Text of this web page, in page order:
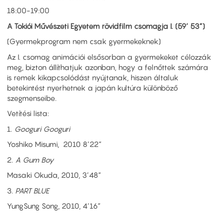
18:00-19:00
A Tokiói Művészeti Egyetem rövidfilm csomagja I. (59’ 53”)
(Gyermekprogram nem csak gyermekeknek)
Az I. csomag animációi elsősorban a gyermekeket célozzák
meg, bizton állíthatjuk azonban, hogy a felnőttek számára
is remek kikapcsolódást nyújtanak, hiszen általuk
betekintést nyerhetnek a japán kultúra különböző
szegmenseibe.
Vetítési lista:
1. Googuri Googuri
Yoshiko Misumi, 2010 8’22”
2. A Gum Boy
Masaki Okuda, 2010, 3’48”
3. PART BLUE
YungSung Song, 2010, 4’16”